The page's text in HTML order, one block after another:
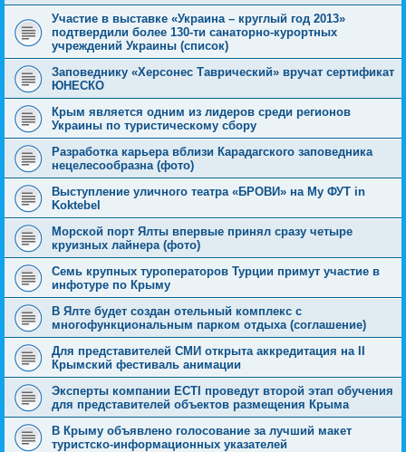
Участие в выставке «Украина – круглый год 2013»
подтвердили более 130-ти санаторно-курортных
учреждений Украины (список)
Заповеднику «Херсонес Таврический» вручат сертификат
ЮНЕСКО
Крым является одним из лидеров среди регионов
Украины по туристическому сбору
Разработка карьера вблизи Карадагского заповедника
нецелесообразна (фото)
Выступление уличного театра «БРОВИ» на Му ФУТ in
Koktebel
Морской порт Ялты впервые принял сразу четыре
круизных лайнера (фото)
Семь крупных туроператоров Турции примут участие в
инфотуре по Крыму
В Ялте будет создан отельный комплекс с
многофункциональным парком отдыха (соглашение)
Для представителей СМИ открыта аккредитация на II
Крымский фестиваль анимации
Эксперты компании ECTI проведут второй этап обучения
для представителей объектов размещения Крыма
В Крыму объявлено голосование за лучший макет
туристско-информационных указателей